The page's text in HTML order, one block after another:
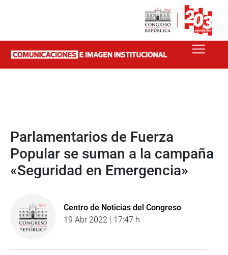
Parlamentarios de Fuerza
Popular se suman a la campaña
«Seguridad en Emergencia»
Centro de Noticias del Congreso
19 Abr 2022 | 17:47 h